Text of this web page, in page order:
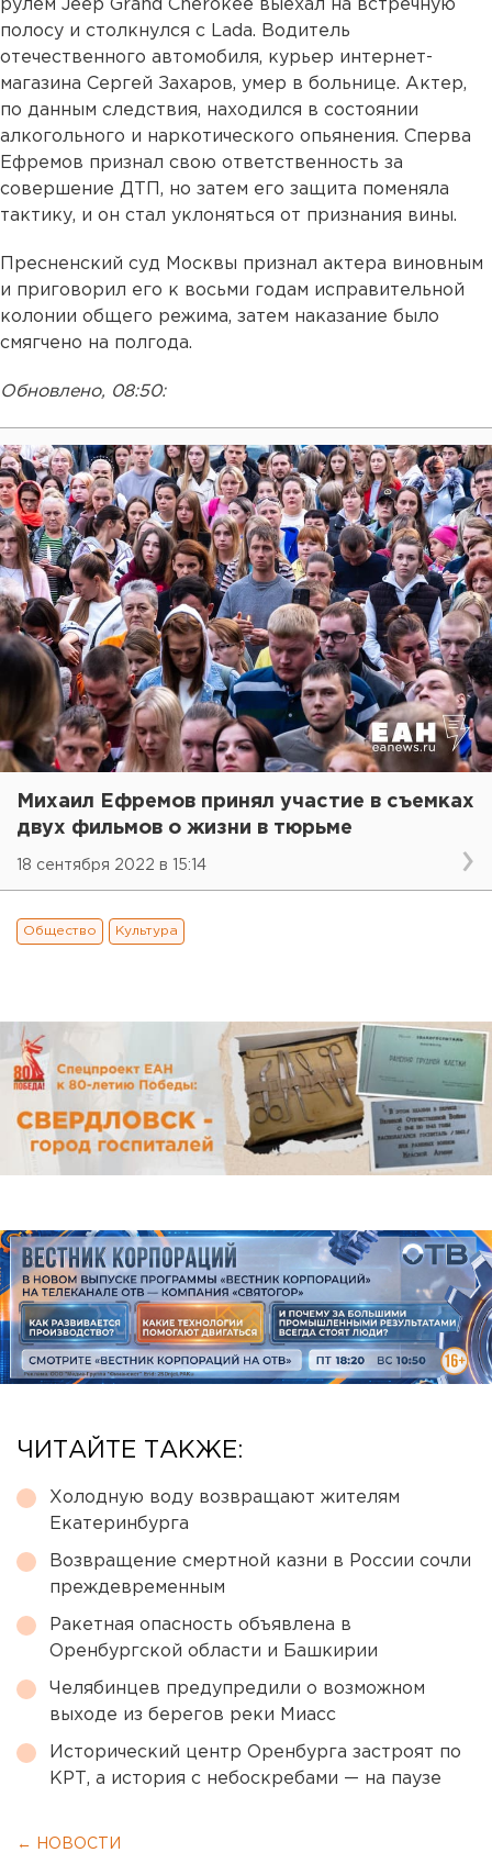
рулем Jeep Grand Cherokee выехал на встречную
полосу и столкнулся с Lada. Водитель
отечественного автомобиля, курьер интернет-
магазина Сергей Захаров, умер в больнице. Актер,
по данным следствия, находился в состоянии
алкогольного и наркотического опьянения. Сперва
Ефремов признал свою ответственность за
совершение ДТП, но затем его защита поменяла
тактику, и он стал уклоняться от признания вины.
Пресненский суд Москвы признал актера виновным
и приговорил его к восьми годам исправительной
колонии общего режима, затем наказание было
смягчено на полгода.
Обновлено, 08:50:
Михаил Ефремов принял участие в съемках
двух фильмов о жизни в тюрьме
18 сентября 2022 в 15:14
Общество Культура
ЧИТАЙТЕ ТАКЖЕ:
Холодную воду возвращают жителям
Екатеринбурга
Возвращение смертной казни в России сочли
преждевременным
Ракетная опасность объявлена в
Оренбургской области и Башкирии
Челябинцев предупредили о возможном
выходе из берегов реки Миасс
Исторический центр Оренбурга застроят по
КРТ, а история с небоскребами — на паузе
← НОВОСТИ